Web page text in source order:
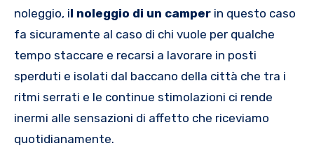
noleggio, il noleggio di un camper in questo caso
fa sicuramente al caso di chi vuole per qualche
tempo staccare e recarsi a lavorare in posti
sperduti e isolati dal baccano della città che tra i
ritmi serrati e le continue stimolazioni ci rende
inermi alle sensazioni di affetto che riceviamo
quotidianamente.